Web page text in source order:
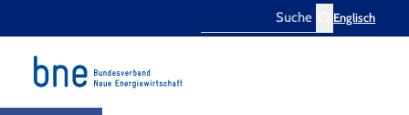
Englisch